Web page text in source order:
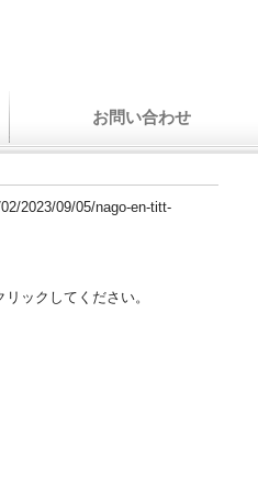
お問い合わせ
2023/09/05/nago-en-titt-
ックしてください。